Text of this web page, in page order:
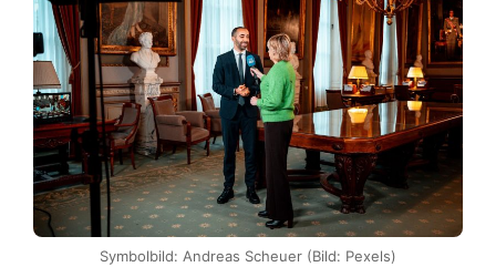
Symbolbild: Andreas Scheuer (Bild: Pexels)